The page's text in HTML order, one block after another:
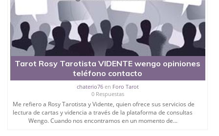
Tarot Rosy Tarotista VIDENTE wengo opiniones
teléfono contacto
chaterio76en Foro Tarot
0 Respuestas
Me refiero a Rosy Tarotista y Vidente, quien ofrece sus servicios de
lectura de cartas y videncia a través de la plataforma de consultas
Wengo. Cuando nos encontramos en un momento de...